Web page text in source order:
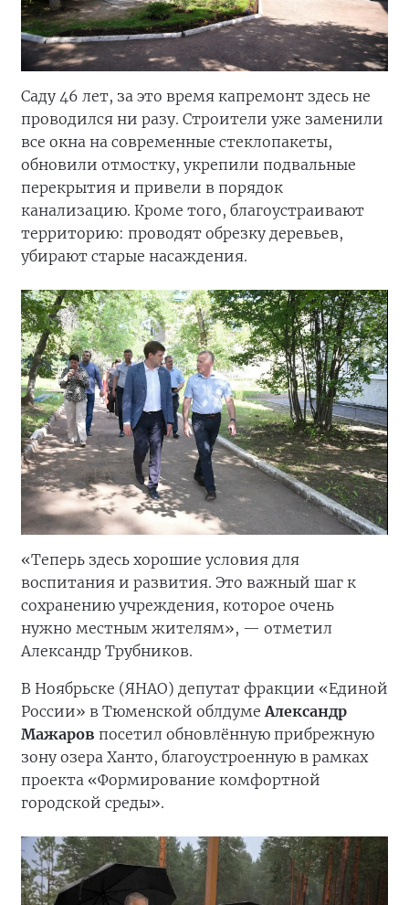
Саду 46 лет, за это время капремонт здесь не
проводился ни разу. Строители уже заменили
все окна на современные стеклопакеты,
обновили отмостку, укрепили подвальные
перекрытия и привели в порядок
канализацию. Кроме того, благоустраивают
территорию: проводят обрезку деревьев,
убирают старые насаждения.
«Теперь здесь хорошие условия для
воспитания и развития. Это важный шаг к
сохранению учреждения, которое очень
нужно местным жителям», — отметил
Александр Трубников.
В Ноябрьске (ЯНАО) депутат фракции «Единой
России» в Тюменской облдуме Александр
Мажаров посетил обновлённую прибрежную
зону озера Ханто, благоустроенную в рамках
проекта «Формирование комфортной
городской среды».